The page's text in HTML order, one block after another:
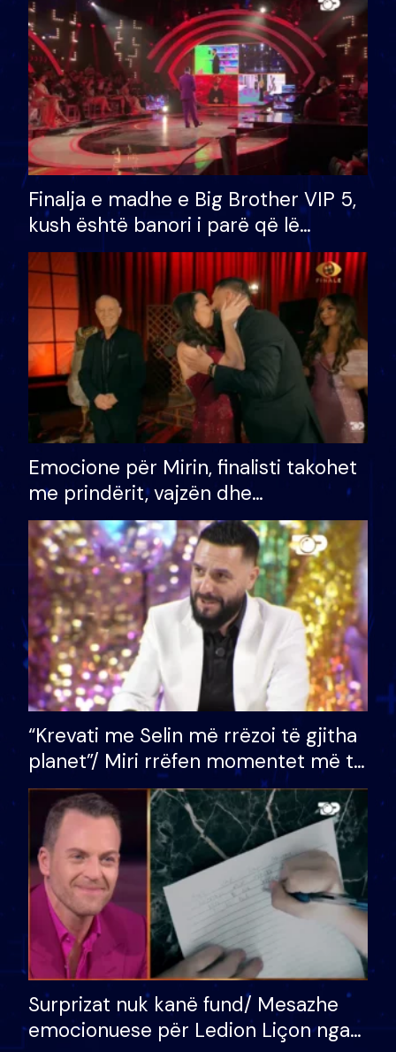
Finalja e madhe e Big Brother VIP 5,
kush është banori i parë që lë
shtëpinë dhe humb mundësinë për
të fituar çmimin e madh
Emocione për Mirin, finalisti takohet
me prindërit, vajzën dhe
bashkëshorten: S’kemi ndonjë letër
divorci apo jo?
“Krevati me Selin më rrëzoi të gjitha
planet”/ Miri rrëfen momentet më të
bukura në shtëpinë e BB VIP: Do më
mungojë zilja e mëngjesit kur…
Surprizat nuk kanë fund/ Mesazhe
emocionuese për Ledion Liçon nga